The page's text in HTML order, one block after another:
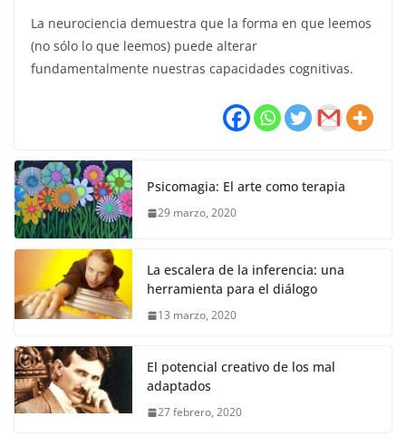
La neurociencia demuestra que la forma en que leemos
(no sólo lo que leemos) puede alterar
fundamentalmente nuestras capacidades cognitivas.
Psicomagia: El arte como terapia
29 marzo, 2020
La escalera de la inferencia: una
herramienta para el diálogo
13 marzo, 2020
El potencial creativo de los mal
adaptados
27 febrero, 2020